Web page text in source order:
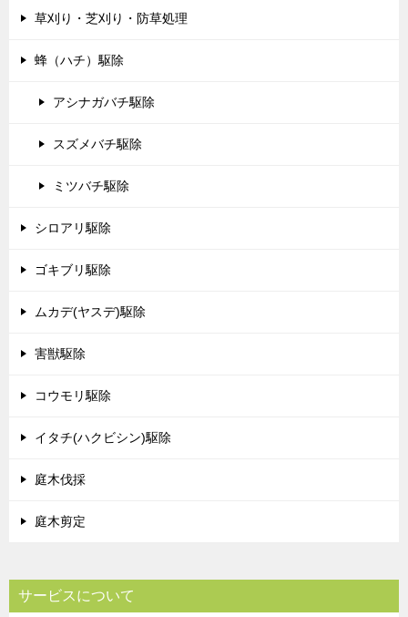
草刈り・芝刈り・防草処理
蜂（ハチ）駆除
アシナガバチ駆除
スズメバチ駆除
ミツバチ駆除
シロアリ駆除
ゴキブリ駆除
ムカデ(ヤスデ)駆除
害獣駆除
コウモリ駆除
イタチ(ハクビシン)駆除
庭木伐採
庭木剪定
サービスについて